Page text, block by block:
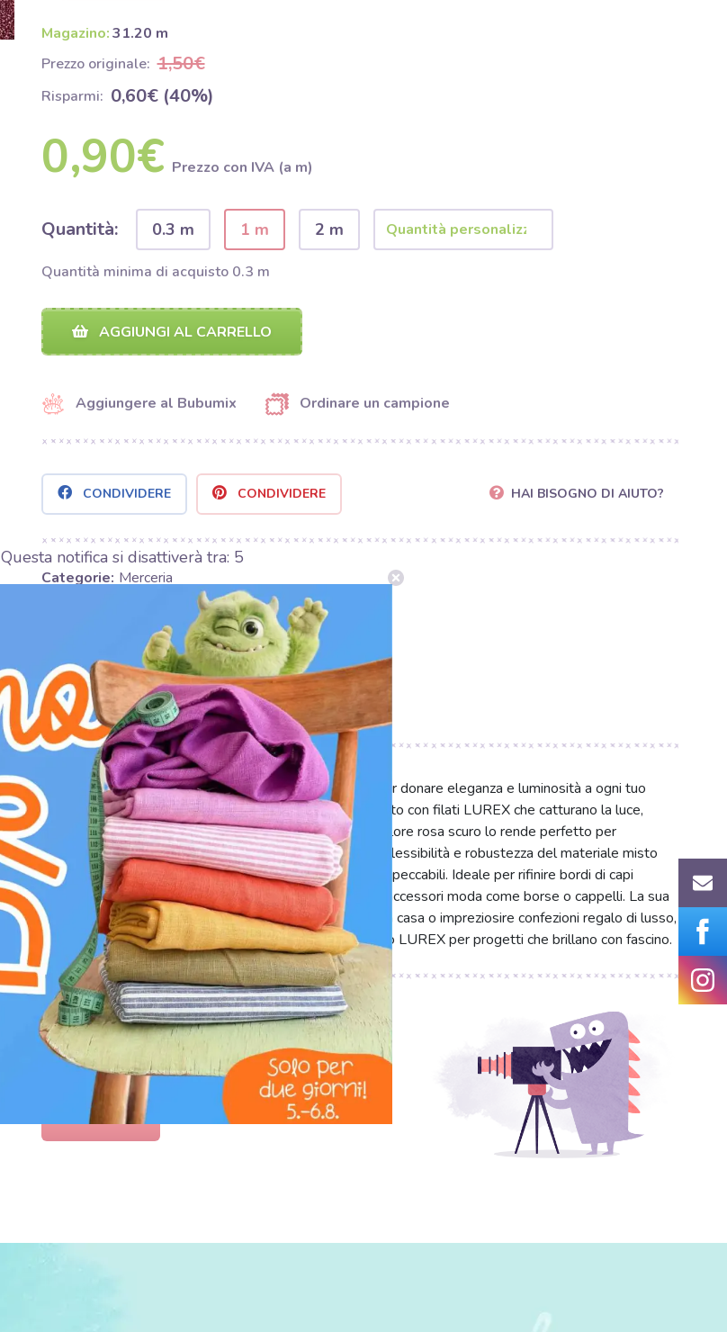
Magazino:31.20 m
Prezzo originale: 1,50€
Risparmi: 0,60€ (40%)
0,90€ Prezzo con IVA (a m)
Quantità: 0.3 m 1 m 2 m
Quantità minima di acquisto 0.3 m
AGGIUNGI AL CARRELLO
Aggiungere al Bubumix Ordinare un campione
CONDIVIDERE CONDIVIDERE HAI BISOGNO DI AIUTO?
Categorie: Merceria
Bubulákovo s.r.o www.bubufabrics.it
Larghezza: 2 cm
Colore: Rosa
Il Bordo obliquo LUREX dark pink è l'elemento ideale per donare eleganza e luminosità a ogni tuo
progetto. Largo 2 cm, questo nastro versatile è intrecciato con filati LUREX che catturano la luce,
creando un effetto brillante e raffinato. Il suo vibrante colore rosa scuro lo rende perfetto per
un'estetica ricercata e un tocco di glamour distintivo. La flessibilità e robustezza del materiale misto
LUREX ne facilitano l'applicazione, garantendo finiture impeccabili. Ideale per rifinire bordi di capi
d'abbigliamento, da abiti da sera a bluse eleganti, e per accessori moda come borse o cappelli. La sua
brillantezza lo rende perfetto per decorare oggetti per la casa o impreziosire confezioni regalo di lusso,
elevando lo stile di ogni dettaglio. Scegli il Bordo obliquo LUREX per progetti che brillano con fascino.
CARICA QUI LA FOTO
E OTTIENI50 punti nel Programma Fedeltà
ACCEDI
Questa notifica si disattiverà tra: 4